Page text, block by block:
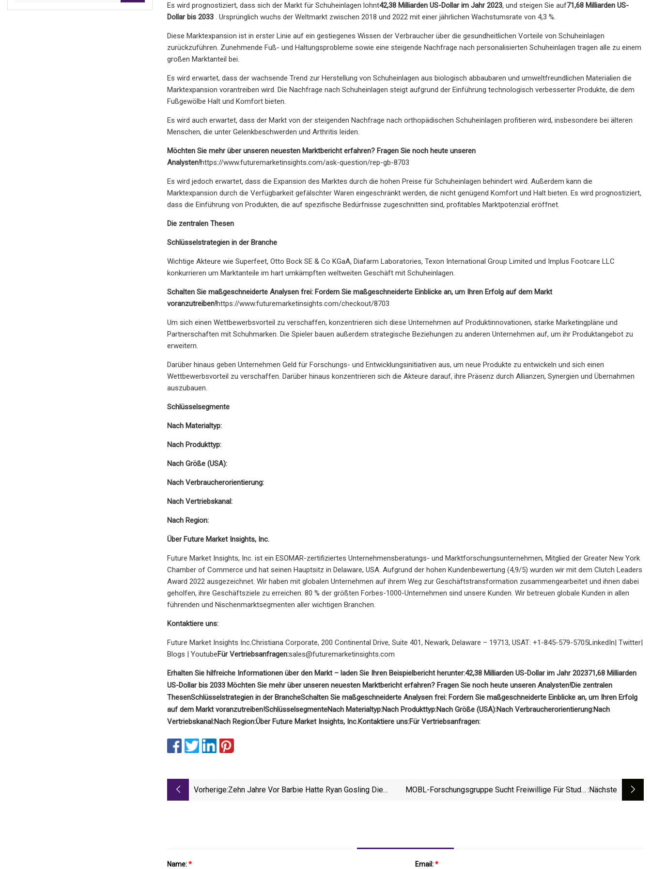
Es wird prognostiziert, dass sich der Markt für Schuheinlagen lohnt42,38 Milliarden US-Dollar im Jahr 2023, und steigen Sie auf71,68 Milliarden US-
Dollar bis 2033 . Ursprünglich wuchs der Weltmarkt zwischen 2018 und 2022 mit einer jährlichen Wachstumsrate von 4,3 %.
Diese Marktexpansion ist in erster Linie auf ein gestiegenes Wissen der Verbraucher über die gesundheitlichen Vorteile von Schuheinlagen
zurückzuführen. Zunehmende Fuß- und Haltungsprobleme sowie eine steigende Nachfrage nach personalisierten Schuheinlagen tragen alle zu einem
großen Marktanteil bei.
Es wird erwartet, dass der wachsende Trend zur Herstellung von Schuheinlagen aus biologisch abbaubaren und umweltfreundlichen Materialien die
Marktexpansion vorantreiben wird. Die Nachfrage nach Schuheinlagen steigt aufgrund der Einführung technologisch verbesserter Produkte, die dem
Fußgewölbe Halt und Komfort bieten.
Es wird auch erwartet, dass der Markt von der steigenden Nachfrage nach orthopädischen Schuheinlagen profitieren wird, insbesondere bei älteren
Menschen, die unter Gelenkbeschwerden und Arthritis leiden.
Möchten Sie mehr über unseren neuesten Marktbericht erfahren? Fragen Sie noch heute unseren
Analysten!https://www.futuremarketinsights.com/ask-question/rep-gb-8703
Es wird jedoch erwartet, dass die Expansion des Marktes durch die hohen Preise für Schuheinlagen behindert wird. Außerdem kann die
Marktexpansion durch die Verfügbarkeit gefälschter Waren eingeschränkt werden, die nicht genügend Komfort und Halt bieten. Es wird prognostiziert,
dass die Einführung von Produkten, die auf spezifische Bedürfnisse zugeschnitten sind, profitables Marktpotenzial eröffnet.
Die zentralen Thesen
Schlüsselstrategien in der Branche
Wichtige Akteure wie Superfeet, Otto Bock SE & Co KGaA, Diafarm Laboratories, Texon International Group Limited und Implus Footcare LLC
konkurrieren um Marktanteile im hart umkämpften weltweiten Geschäft mit Schuheinlagen.
Schalten Sie maßgeschneiderte Analysen frei: Fordern Sie maßgeschneiderte Einblicke an, um Ihren Erfolg auf dem Markt
voranzutreiben!https://www.futuremarketinsights.com/checkout/8703
Um sich einen Wettbewerbsvorteil zu verschaffen, konzentrieren sich diese Unternehmen auf Produktinnovationen, starke Marketingpläne und
Partnerschaften mit Schuhmarken. Die Spieler bauen außerdem strategische Beziehungen zu anderen Unternehmen auf, um ihr Produktangebot zu
erweitern.
Darüber hinaus geben Unternehmen Geld für Forschungs- und Entwicklungsinitiativen aus, um neue Produkte zu entwickeln und sich einen
Wettbewerbsvorteil zu verschaffen. Darüber hinaus konzentrieren sich die Akteure darauf, ihre Präsenz durch Allianzen, Synergien und Übernahmen
auszubauen.
Schlüsselsegmente
Nach Materialtyp:
Nach Produkttyp:
Nach Größe (USA):
Nach Verbraucherorientierung:
Nach Vertriebskanal:
Nach Region:
Über Future Market Insights, Inc.
Future Market Insights, Inc. ist ein ESOMAR-zertifiziertes Unternehmensberatungs- und Marktforschungsunternehmen, Mitglied der Greater New York
Chamber of Commerce und hat seinen Hauptsitz in Delaware, USA. Aufgrund der hohen Kundenbewertung (4,9/5) wurden wir mit dem Clutch Leaders
Award 2022 ausgezeichnet. Wir haben mit globalen Unternehmen auf ihrem Weg zur Geschäftstransformation zusammengearbeitet und ihnen dabei
geholfen, ihre Geschäftsziele zu erreichen. 80 % der größten Forbes-1000-Unternehmen sind unsere Kunden. Wir betreuen globale Kunden in allen
führenden und Nischenmarktsegmenten aller wichtigen Branchen.
Kontaktiere uns:
Future Market Insights Inc.Christiana Corporate, 200 Continental Drive, Suite 401, Newark, Delaware – 19713, USAT: +1-845-579-5705LinkedIn| Twitter|
Blogs | YoutubeFür Vertriebsanfragen:sales@futuremarketinsights.com
Erhalten Sie hilfreiche Informationen über den Markt – laden Sie Ihren Beispielbericht herunter:42,38 Milliarden US-Dollar im Jahr 202371,68 Milliarden
US-Dollar bis 2033 Möchten Sie mehr über unseren neuesten Marktbericht erfahren? Fragen Sie noch heute unseren Analysten!Die zentralen
ThesenSchlüsselstrategien in der BrancheSchalten Sie maßgeschneiderte Analysen frei: Fordern Sie maßgeschneiderte Einblicke an, um Ihren Erfolg
auf dem Markt voranzutreiben!SchlüsselsegmenteNach Materialtyp:Nach Produkttyp:Nach Größe (USA):Nach Verbraucherorientierung:Nach
Vertriebskanal:Nach Region:Über Future Market Insights, Inc.Kontaktiere uns:Für Vertriebsanfragen:
Vorherige:Zehn Jahre Vor Barbie Hatte Ryan Gosling Die
MOBL-Forschungsgruppe Sucht Freiwillige Für Studie :nächste
Name:* Email:*